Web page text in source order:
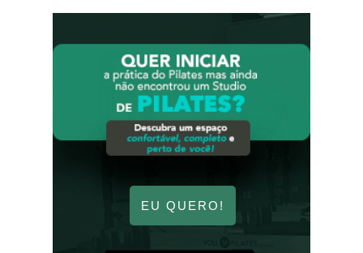
EU QUERO!